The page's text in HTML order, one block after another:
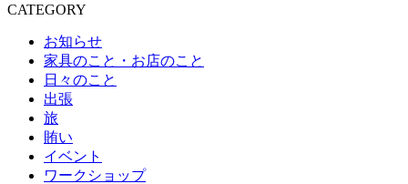
CATEGORY
お知らせ
家具のこと・お店のこと
日々のこと
出張
旅
賄い
イベント
ワークショップ